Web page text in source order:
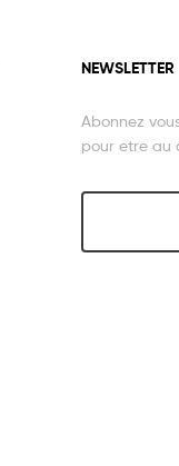
NEWSLETTER
Abonnez
pour etre au